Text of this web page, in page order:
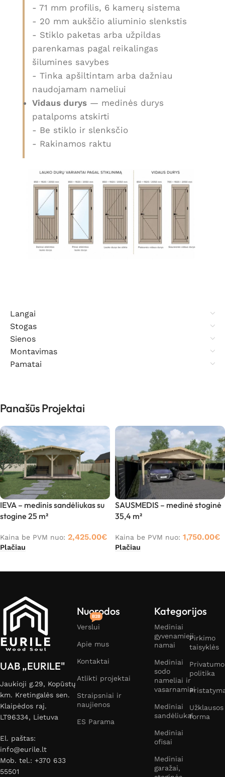
- 71 mm profilis, 6 kamerų sistema
- 20 mm aukščio aliuminio slenkstis
- Stiklo paketas arba užpildas
parenkamas pagal reikalingas
šilumines savybes
- Tinka apšiltintam arba dažniau
naudojamam nameliui
Vidaus durys — medinės durys
patalpoms atskirti
- Be stiklo ir slenksčio
- Rakinamos raktu
Langai
Stogas
Sienos
Montavimas
Pamatai
Panašūs Projektai
IEVA – medinis sandėliukas su
stogine 25 m²
Kaina be PVM nuo: 2,425.00€
Plačiau
SAUSMEDIS – medinė stoginė
35,4 m²
Kaina be PVM nuo: 1,750.00€
Plačiau
UAB „EURILE"
Jaukioji g.29, Kopūstų
km. Kretingalės sen.
Klaipėdos raj.
LT96334, Lietuva
El. paštas:
info@eurile.lt
Mob. tel.: +370 633
55501
Nuorodos
Verslui
B2B
Apie mus
Kontaktai
Atlikti projektai
Straipsniai ir
naujienos
ES Parama
Kategorijos
Mediniai
gyvenamieji
namai
Mediniai
sodo
nameliai ir
vasarnamiai
Mediniai
sandėliukai
Mediniai
ofisai
Mediniai
garažai,
Pirkimo
taisyklės
Privatumo
politika
Užklausos
forma